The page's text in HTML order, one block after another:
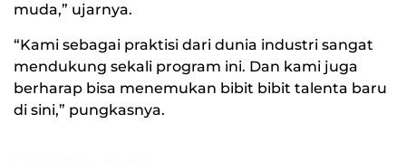
muda,” ujarnya.
“Kami sebagai praktisi dari dunia industri sangat
mendukung sekali program ini. Dan kami juga
berharap bisa menemukan bibit bibit talenta baru
di sini,” pungkasnya.